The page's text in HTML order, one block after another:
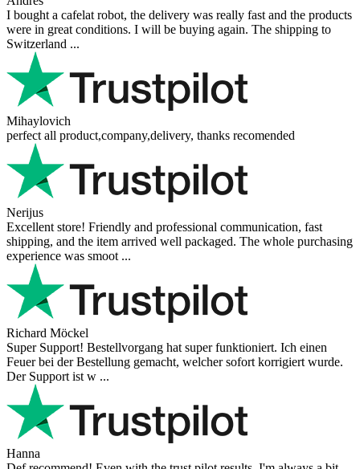
I bought a cafelat robot, the delivery was really fast and the products
were in great conditions. I will be buying again. The shipping to
Switzerland ...
Mihaylovich
perfect all product,company,delivery, thanks recomended
Nerijus
Excellent store! Friendly and professional communication, fast
shipping, and the item arrived well packaged. The whole purchasing
experience was smoot ...
Richard Möckel
Super Support! Bestellvorgang hat super funktioniert. Ich einen
Feuer bei der Bestellung gemacht, welcher sofort korrigiert wurde.
Der Support ist w ...
Hanna